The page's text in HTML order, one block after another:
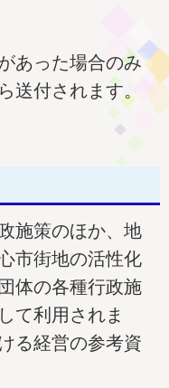
あった場合のみ
送付されます。
施策のほか、地
市街地の活性化
体の各種行政施
て利用されま
る経営の参考資